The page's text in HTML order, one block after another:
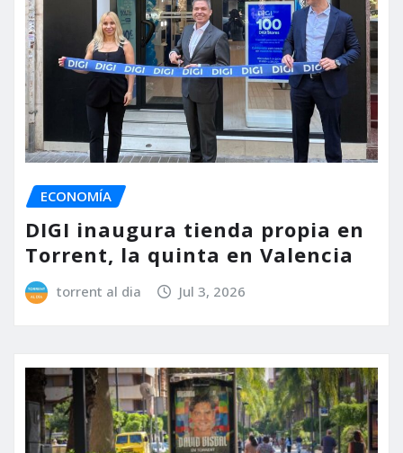
ECONOMÍA
DIGI inaugura tienda propia en
Torrent, la quinta en Valencia
torrent al dia Jul 3, 2026